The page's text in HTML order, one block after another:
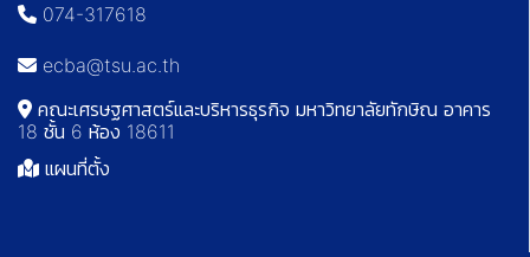
074-317618
ecba@tsu.ac.th
คณะเศรษฐศาสตร์และบริหารธุรกิจ มหาวิทยาลัยทักษิณ อาคาร
18 ชั้น 6 ห้อง 18611
แผนที่ตั้ง